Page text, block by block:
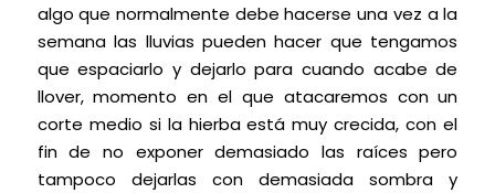
algo que normalmente debe hacerse una vez a la
semana las lluvias pueden hacer que tengamos
que espaciarlo y dejarlo para cuando acabe de
llover, momento en el que atacaremos con un
corte medio si la hierba está muy crecida, con el
fin de no exponer demasiado las raíces pero
tampoco dejarlas con demasiada sombra y